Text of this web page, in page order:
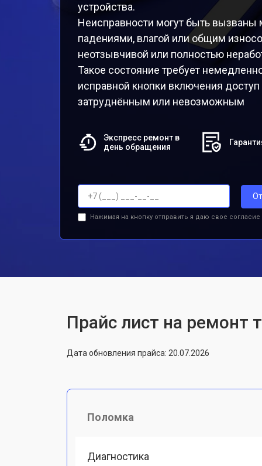
устройства.
Неисправности могут быть
падениями, влагой или общим
неотзывчивой или полностью
Такое состояние требует
исправной кнопки включения доступ
затруднённым или невозможным
Экспресс ремонт в
день обращения
Нажимая на кнопку отправить я даю свое согласие
Прайс лист на ремонт
Дата обновления прайса: 20.07.2026
Поломка
Диагностика